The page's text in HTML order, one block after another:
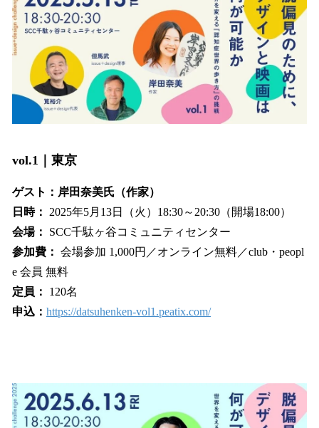
vol.1｜東京
ゲスト：岸田奈美氏（作家）
日時：
2025年5月13日（火）18:30～20:30（開場18:00）
会場：
SCC千駄ヶ谷コミュニティセンター
参加費： 会場参加 1,000円／オンライン無料／club・peopl
e 会員 無料
定員：
120名
申込： https://datsuhenken-vol1.peatix.com/